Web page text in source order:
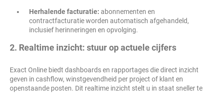
Herhalende facturatie: abonnementen en
contractfacturatie worden automatisch afgehandeld,
inclusief herinneringen en opvolging.
2. Realtime inzicht: stuur op actuele cijfers
Exact Online biedt dashboards en rapportages die direct inzicht
geven in cashflow, winstgevendheid per project of klant en
openstaande posten. Dit realtime inzicht stelt u in staat sneller te